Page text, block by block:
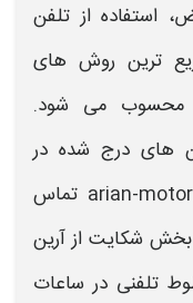
استفاده از تلفن
ترین روش های
محسوب می شود.
های درج شده در
قرارداد یا وب سایت رسمی arian-motor.com تماس
بخش شکایت از آرین
تلفنی در ساعات